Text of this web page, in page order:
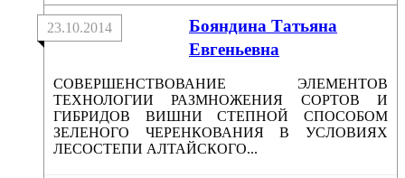
Бояндина Татьяна
Евгеньевна
23.10.2014
СОВЕРШЕНСТВОВАНИЕ ЭЛЕМЕНТОВ
ТЕХНОЛОГИИ РАЗМНОЖЕНИЯ СОРТОВ И
ГИБРИДОВ ВИШНИ СТЕПНОЙ СПОСОБОМ
ЗЕЛЕНОГО ЧЕРЕНКОВАНИЯ В УСЛОВИЯХ
ЛЕСОСТЕПИ АЛТАЙСКОГО...